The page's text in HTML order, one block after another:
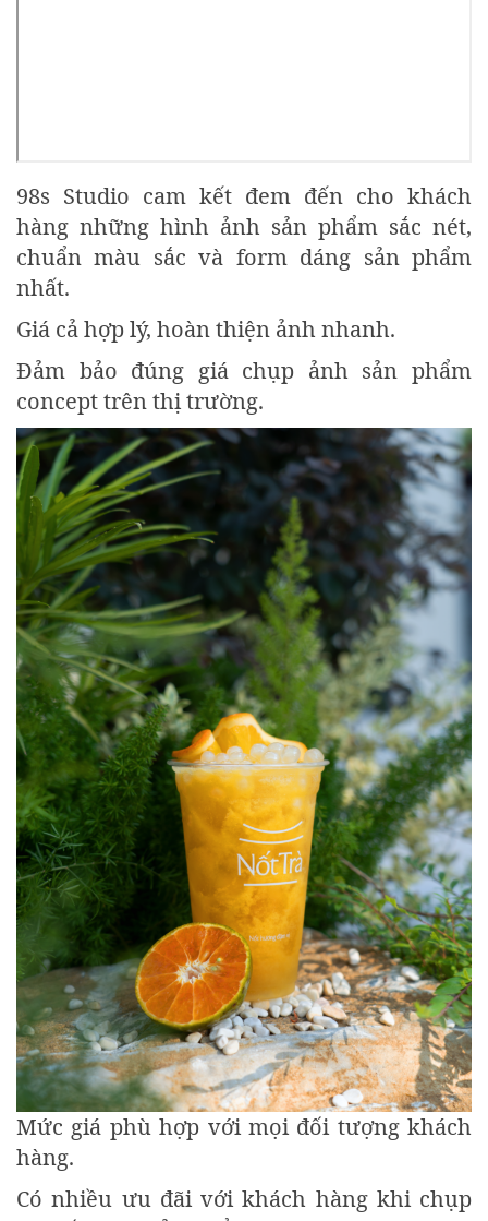
98s Studio cam kết đem đến cho khách
hàng những hình ảnh sản phẩm sắc nét,
chuẩn màu sắc và form dáng sản phẩm
nhất.
Giá cả hợp lý, hoàn thiện ảnh nhanh.
Đảm bảo đúng giá chụp ảnh sản phẩm
concept trên thị trường.
Mức giá phù hợp với mọi đối tượng khách
hàng.
Có nhiều ưu đãi với khách hàng khi chụp